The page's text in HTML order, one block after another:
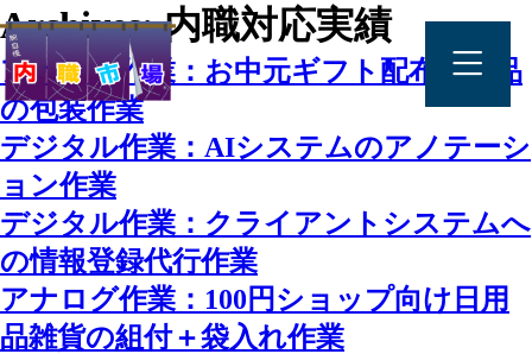
Archives:内職対応実績
アナログ作業：お中元ギフト配布用商品
の包装作業
デジタル作業：AIシステムのアノテーシ
ョン作業
デジタル作業：クライアントシステムへ
の情報登録代行作業
アナログ作業：100円ショップ向け日用
品雑貨の組付＋袋入れ作業